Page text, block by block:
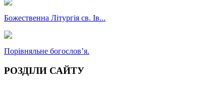
Божественна Літургія св. Ів...
Порівняльне богословʼя.
РОЗДІЛИ САЙТУ